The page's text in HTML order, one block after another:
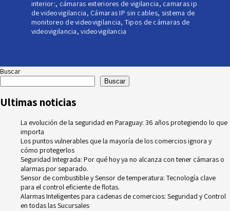
interior:, cámaras exteriores de vigilancia, camaras ip
de videovigilancia, Cámaras IP sin cables, sistema de
monitoreo de videovigilancia, Tipos de cámaras de
videovigilancia,videovigilancia
Buscar
Buscar
Ultimas noticias
La evolución de la seguridad en Paraguay: 36 años protegiendo lo que
importa
Los puntos vulnerables que la mayoría de los comercios ignora y
cómo protegerlos
Seguridad Integrada: Por qué hoy ya no alcanza con tener cámaras o
alarmas por separado.
Sensor de combustible y Sensor de temperatura: Tecnología clave
para el control eficiente de flotas.
Alarmas Inteligentes para cadenas de comercios: Seguridad y Control
en todas las Sucursales